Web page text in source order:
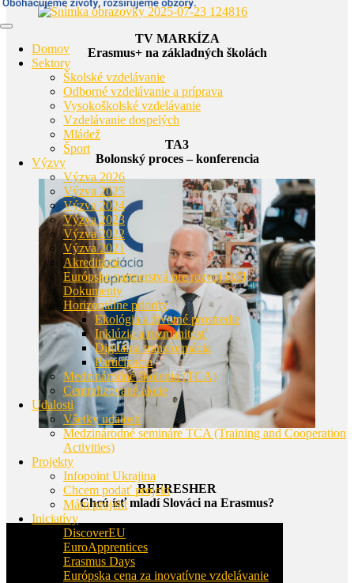
Domov
Sektory
Školské vzdelávanie
Odborné vzdelávanie a príprava
Vysokoškolské vzdelávanie
Vzdelávanie dospelých
Mládež
Šport
Výzvy
Výzva 2026
Výzva 2025
Výzva 2024
Výzva 2023
Výzva 2022
Výzva 2021
Akreditácie
Európske partnerstvá pre rozvoj škôl
Dokumenty
Horizontálne priority
Ekológia a životné prostredie
Inklúzia a rozmanitosť
Digitálna transformácia
Participácia
Medzinárodné školenia (TCA)
Centralizované akcie
Udalosti
Všetky udalosti
Medzinárodné semináre TCA (Training and Cooperation
Activities)
Projekty
Infopoint Ukrajina
Chcem podať projekt
Mám projekt
Iniciatívy
DiscoverEU
EuroApprentices
Erasmus Days
Európska cena za inovatívne vzdelávanie
TV MARKÍZA
Erasmus+ na základných školách
TA3
Bolonský proces – konferencia
REFRESHER
Chcú ísť mladí Slováci na Erasmus?